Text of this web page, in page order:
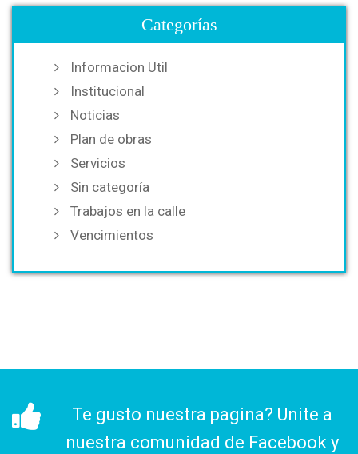
Categorías
Informacion Util
Institucional
Noticias
Plan de obras
Servicios
Sin categoría
Trabajos en la calle
Vencimientos
Te gusto nuestra pagina? Unite a
nuestra comunidad de Facebook y